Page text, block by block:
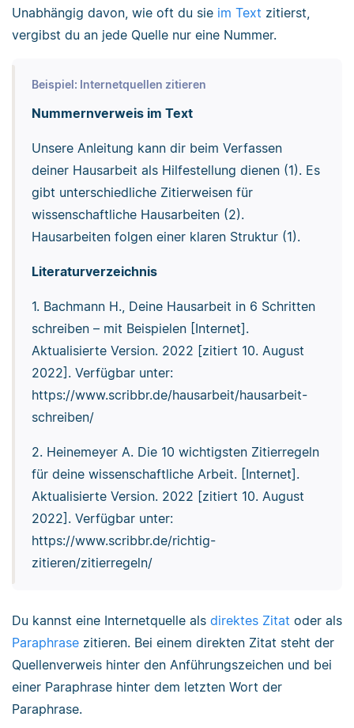
Unabhängig davon, wie oft du sie im Text zitierst,
vergibst du an jede Quelle nur eine Nummer.
Beispiel: Internetquellen zitieren
Nummernverweis im Text
Unsere Anleitung kann dir beim Verfassen
deiner Hausarbeit als Hilfestellung dienen (1). Es
gibt unterschiedliche Zitierweisen für
wissenschaftliche Hausarbeiten (2).
Hausarbeiten folgen einer klaren Struktur (1).
Literaturverzeichnis
1. Bachmann H., Deine Hausarbeit in 6 Schritten
schreiben – mit Beispielen [Internet].
Aktualisierte Version. 2022 [zitiert 10. August
2022]. Verfügbar unter:
https://www.scribbr.de/hausarbeit/hausarbeit-
schreiben/
2. Heinemeyer A. Die 10 wichtigsten Zitierregeln
für deine wissenschaftliche Arbeit. [Internet].
Aktualisierte Version. 2022 [zitiert 10. August
2022]. Verfügbar unter:
https://www.scribbr.de/richtig-
zitieren/zitierregeln/
Du kannst eine Internetquelle als direktes Zitat oder als
Paraphrase zitieren. Bei einem direkten Zitat steht der
Quellenverweis hinter den Anführungszeichen und bei
einer Paraphrase hinter dem letzten Wort der
Paraphrase.